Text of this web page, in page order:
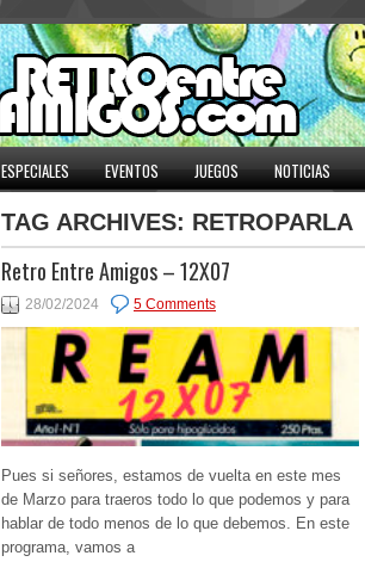
ESPECIALES EVENTOS JUEGOS NOTICIAS
TAG ARCHIVES: RETROPARLA
Retro Entre Amigos – 12X07
28/02/2024 5 Comments
Pues si señores, estamos de vuelta en este mes
de Marzo para traeros todo lo que podemos y para
hablar de todo menos de lo que debemos. En este
programa, vamos a